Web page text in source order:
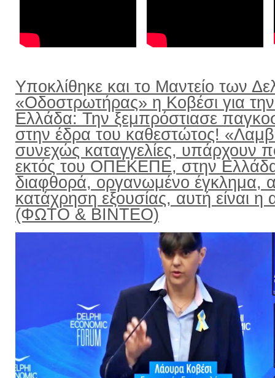
Υποκλίθηκε και το Μαντείο των
«Οδοστρωτήρας» η Κοβέσι για
Ελλάδα: Την ξεμπρόστιασε
στην έδρα του καθεστώτος!
συνεχώς καταγγελίες, υπάρχουν
εκτός του ΟΠΕΚΕΠΕ, στην
διαφθορά, οργανωμένο έγκλημα,
κατάχρηση εξουσίας, αυτή είναι η
(ΦΩΤΟ & ΒΙΝΤΕΟ)